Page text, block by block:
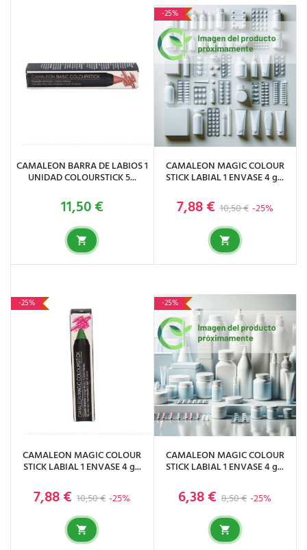
CAMALEON BARRA DE LABIOS 1
UNIDAD COLOURSTICK 5...
Precio
11,50 €
-25%
CAMALEON MAGIC COLOUR
STICK LABIAL 1 ENVASE 4 g...
Precio base
10,50 € -25%
Precio
7,88 €
-25%
CAMALEON MAGIC COLOUR
STICK LABIAL 1 ENVASE 4 g...
Precio base
10,50 € -25%
Precio
7,88 €
-25%
CAMALEON MAGIC COLOUR
STICK LABIAL 1 ENVASE 4 g...
Precio base
8,50 € -25%
Precio
6,38 €